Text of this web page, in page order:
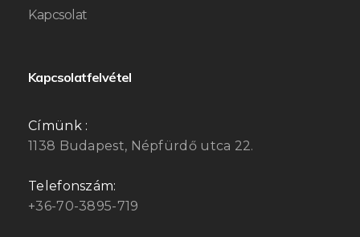
Kapcsolat
Kapcsolatfelvétel
Címünk :
1138 Budapest, Népfürdő utca 22.
Telefonszám:
+36-70-3895-719